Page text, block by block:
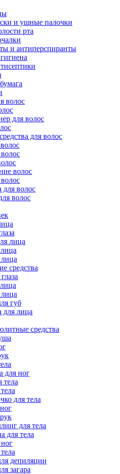
и ушные палочки
рта
и антиперспиранты
волос
для волос
для волос
волос
волос
волос
лица
средства
губ
для лица
средства
для ног
тела
для тела
для тела
для тела
депиляции
загара